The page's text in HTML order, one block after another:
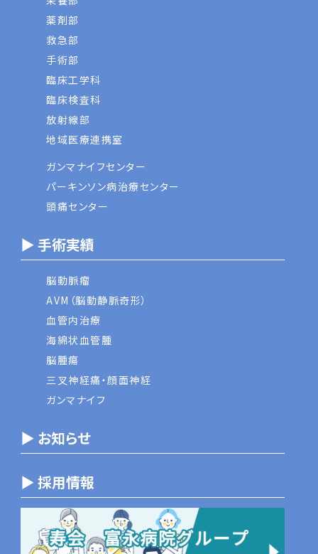
薬剤部
救急部
手術部
臨床工学科
臨床検査科
放射線部
地域医療連携室
ガンマナイフセンター
パーキンソン病治療センター
頭痛センター
▶ 手術実績
脳動脈瘤
AVM（脳動静脈奇形）
血管内治療
海綿状血管腫
脳腫瘍
三叉神経痛・顔面神経
ガンマナイフ
▶ お知らせ
▶ 採用情報